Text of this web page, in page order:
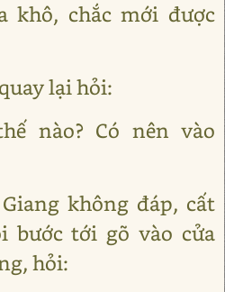
khô, chắc mới được
lại hỏi:
nào? Có nên vào
không đáp, cất
bước tới gõ vào cửa
hỏi: